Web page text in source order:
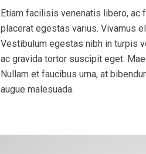
Etiam facilisis venenatis libero, ac
placerat egestas varius. Vivamus
Vestibulum egestas nibh in turpis
ac gravida tortor suscipit eget.
Nullam et faucibus urna, at
augue malesuada.